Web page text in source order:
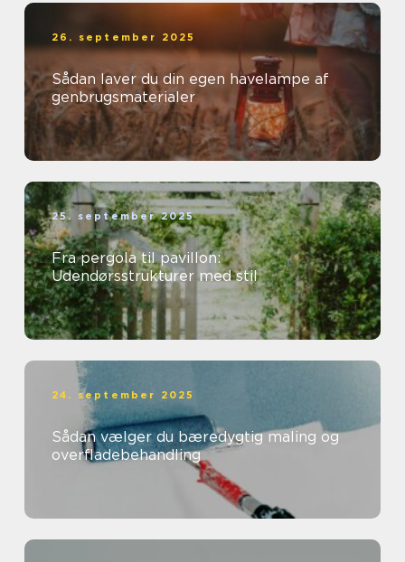
26. september 2025
Sådan laver du din egen havelampe af
genbrugsmaterialer
25. september 2025
Fra pergola til pavillon:
Udendørsstrukturer med stil
24. september 2025
Sådan vælger du bæredygtig maling og
overfladebehandling